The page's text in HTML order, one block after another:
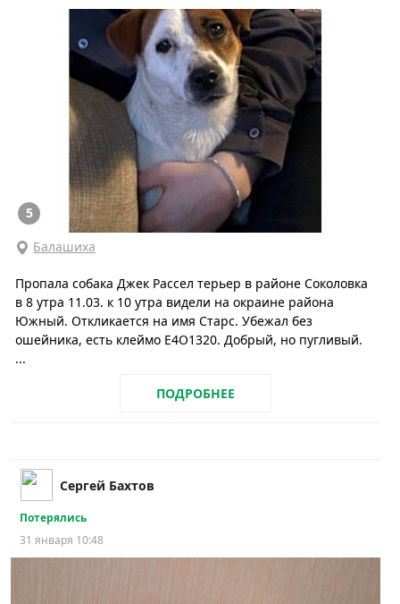
5
Балашиха
Пропала собака Джек Рассел терьер в районе Соколовка
в 8 утра 11.03. к 10 утра видели на окраине района
Южный. Откликается на имя Старс. Убежал без
ошейника, есть клеймо Е4О1320. Добрый, но пугливый.
...
ПОДРОБНЕЕ
Сергей Бахтов
Потерялись
31 января 10:48